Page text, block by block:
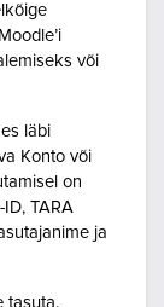
või
läbi
Konto või
on
TARA
ja
tasuta.